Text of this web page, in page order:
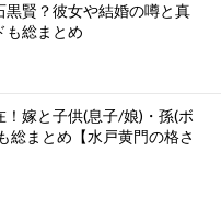
賢？彼女や結婚の噂と真
も総まとめ
嫁と子供(息子/娘)・孫(ボ
総まとめ【水戸黄門の格さ